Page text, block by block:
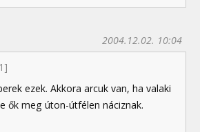
2004.12.02. 10:04
ezek. Akkora arcuk van, ha valaki
ők meg úton-útfélen náciznak.